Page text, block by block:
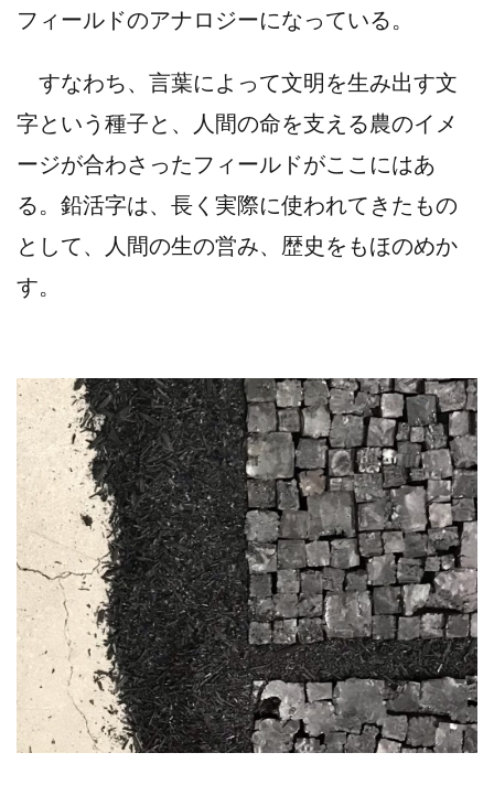
フィールドのアナロジーになっている。
すなわち、言葉によって文明を生み出す文
字という種子と、人間の命を支える農のイメ
ージが合わさったフィールドがここにはあ
る。鉛活字は、長く実際に使われてきたもの
として、人間の生の営み、歴史をもほのめか
す。